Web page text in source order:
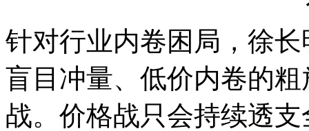
针对行业内卷困局，徐
盲目冲量、低价内卷的
战。价格战只会持续透